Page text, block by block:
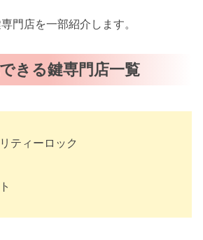
門店を一部紹介します。
きる鍵専門店一覧
ティーロック